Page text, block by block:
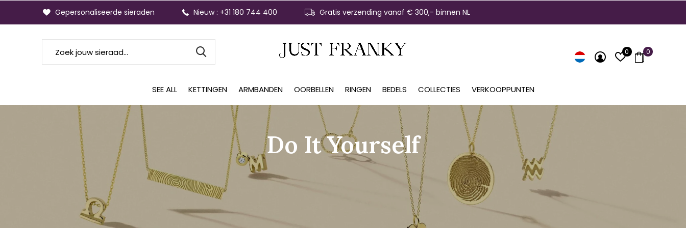
SEE ALL KETTINGEN ARMBANDEN OORBELLEN RINGEN BEDELS COLLECTIES VERKOOPPUNTEN
0 0
Gepersonaliseerde sieraden Nieuw : +31 180 744 400 Gratis verzending vanaf € 300,- binnen NL
Do It Yourself